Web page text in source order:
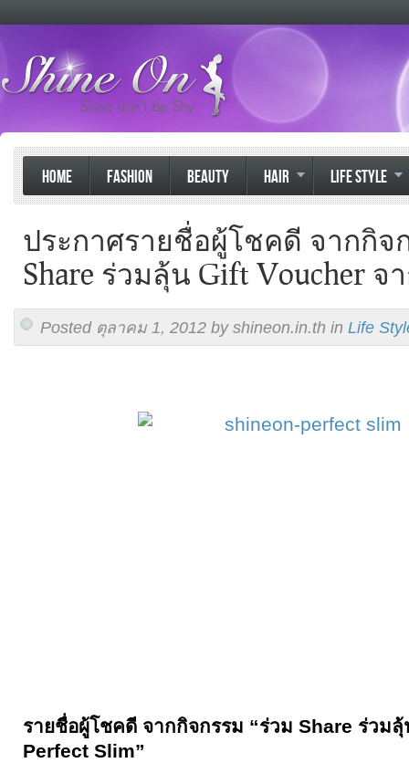
HOME FASHION BEAUTY HAIR LIFE STYLE
ประกาศรายชื่อผู้โชคดี จากกิจ
Share ร่วมลุ้น Gift Voucher จ
Posted ตุลาคม 1, 2012 by shineon.in.th in Life
รายชื่อผู้โชคดี จากกิจกรรม “ร่วม Share ร่วม
Perfect Slim”